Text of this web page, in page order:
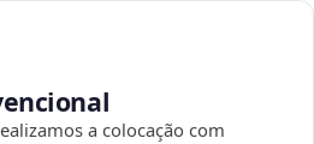
a colocação com